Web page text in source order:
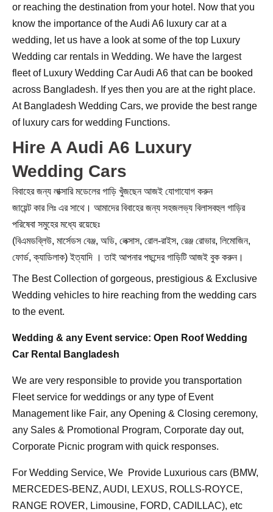
or reaching the destination from your hotel. Now that you
know the importance of the Audi A6 luxury car at a
wedding, let us have a look at some of the top Luxury
Wedding car rentals in Wedding. We have the largest
fleet of Luxury Wedding Car Audi A6 that can be booked
across Bangladesh. If yes then you are at the right place.
At Bangladesh Wedding Cars, we provide the best range
of luxury cars for wedding Functions.
Hire A Audi A6 Luxury
Wedding Cars
বিবাহের জন্য লাক্সারি মডেলের গাড়ি খুঁজছেন আজই যোগাযোগ করুন
জায়েন্ট কার লিঃ এর সাথে। আমাদের বিবাহের জন্য সহজলভ্য বিলাসবহুল গাড়ির
পরিষেবা সমুহের মধ্যে রয়েছেঃ
(বিএমডব্লিউ, মার্সেডস বেঞ্জ, অডি, লেক্সাস, রোল-রাইস, রেঞ্জ রোভার, লিমোজিন,
ফোর্ড, ক্যাডিলাক) ইত্যাদি । তাই আপনার পছন্দের গাড়িটি আজই বুক করুন।
The Best Collection of gorgeous, prestigious & Exclusive
Wedding vehicles to hire reaching from the wedding cars
to the event.
Wedding & any Event service: Open Roof Wedding
Car Rental Bangladesh
We are very responsible to provide you transportation
Fleet service for weddings or any type of Event
Management like Fair, any Opening & Closing ceremony,
any Sales & Promotional Program, Corporate day out,
Corporate Picnic program with quick responses.
For Wedding Service, We Provide Luxurious cars (BMW,
MERCEDES-BENZ, AUDI, LEXUS, ROLLS-ROYCE,
RANGE ROVER, Limousine, FORD, CADILLAC), etc